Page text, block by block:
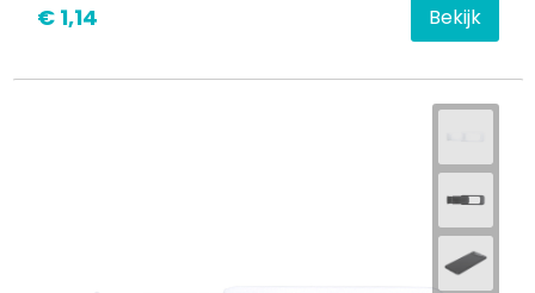
€ 1,14 Bekijk